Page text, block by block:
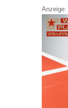
Anzeige: